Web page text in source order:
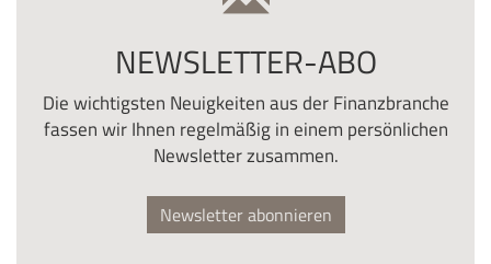
NEWSLETTER-ABO
Die wichtigsten Neuigkeiten aus der Finanzbranche
fassen wir Ihnen regelmäßig in einem persönlichen
Newsletter zusammen.
Newsletter abonnieren